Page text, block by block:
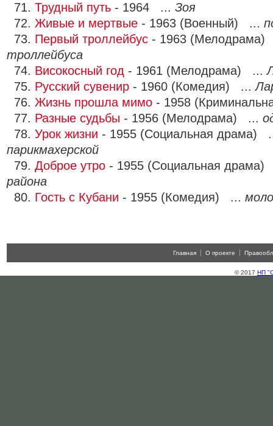
71. Трудный путь - 1964 ... Зоя
72. Живые и мертвые - 1963 (Военный) ...
73. Первый троллейбус - 1963
троллейбуса
74. Високосный год - 1961 (Мелодрама) ...
75. Русский сувенир - 1960 (Комедия) ...
76. Жизнь прошла мимо - 1958
77. Разные судьбы - 1956 (Мелодрама) ...
78. Урок жизни - 1955 (Социальная драма)
парикмахерской
79. Доброе утро - 1955 (Социальная
района
80. Гость с Кубани - 1955 (Комедия) ...
Главная О проекте
© 2017 НП